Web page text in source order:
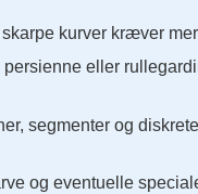
kurver kræver
eller
segmenter og
og eventuelle